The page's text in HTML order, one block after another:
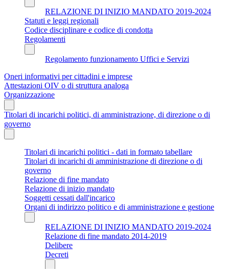
RELAZIONE DI INIZIO MANDATO 2019-2024
Statuti e leggi regionali
Codice disciplinare e codice di condotta
Regolamenti
Regolamento funzionamento Uffici e Servizi
Oneri informativi per cittadini e imprese
Attestazioni OIV o di struttura analoga
Organizzazione
Titolari di incarichi politici, di amministrazione, di direzione o di
governo
Titolari di incarichi politici - dati in formato tabellare
Titolari di incarichi di amministrazione di direzione o di
governo
Relazione di fine mandato
Relazione di inizio mandato
Soggetti cessati dall'incarico
Organi di indirizzo politico e di amministrazione e gestione
RELAZIONE DI INIZIO MANDATO 2019-2024
Relazione di fine mandato 2014-2019
Delibere
Decreti